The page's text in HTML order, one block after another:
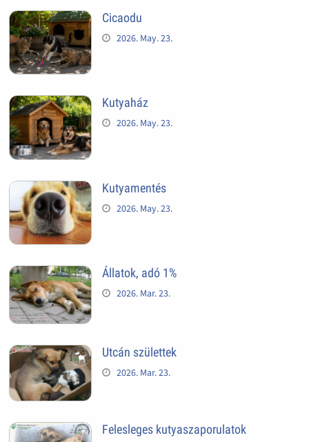
Cicaodu
2026. May. 23.
Kutyaház
2026. May. 23.
Kutyamentés
2026. May. 23.
Állatok, adó 1%
2026. Mar. 23.
Utcán születtek
2026. Mar. 23.
Felesleges kutyaszaporulatok